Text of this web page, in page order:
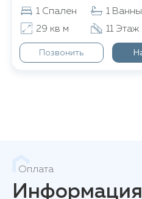
1 Спален
1
29 кв м
11 Этаж
Позвонить
Оплата